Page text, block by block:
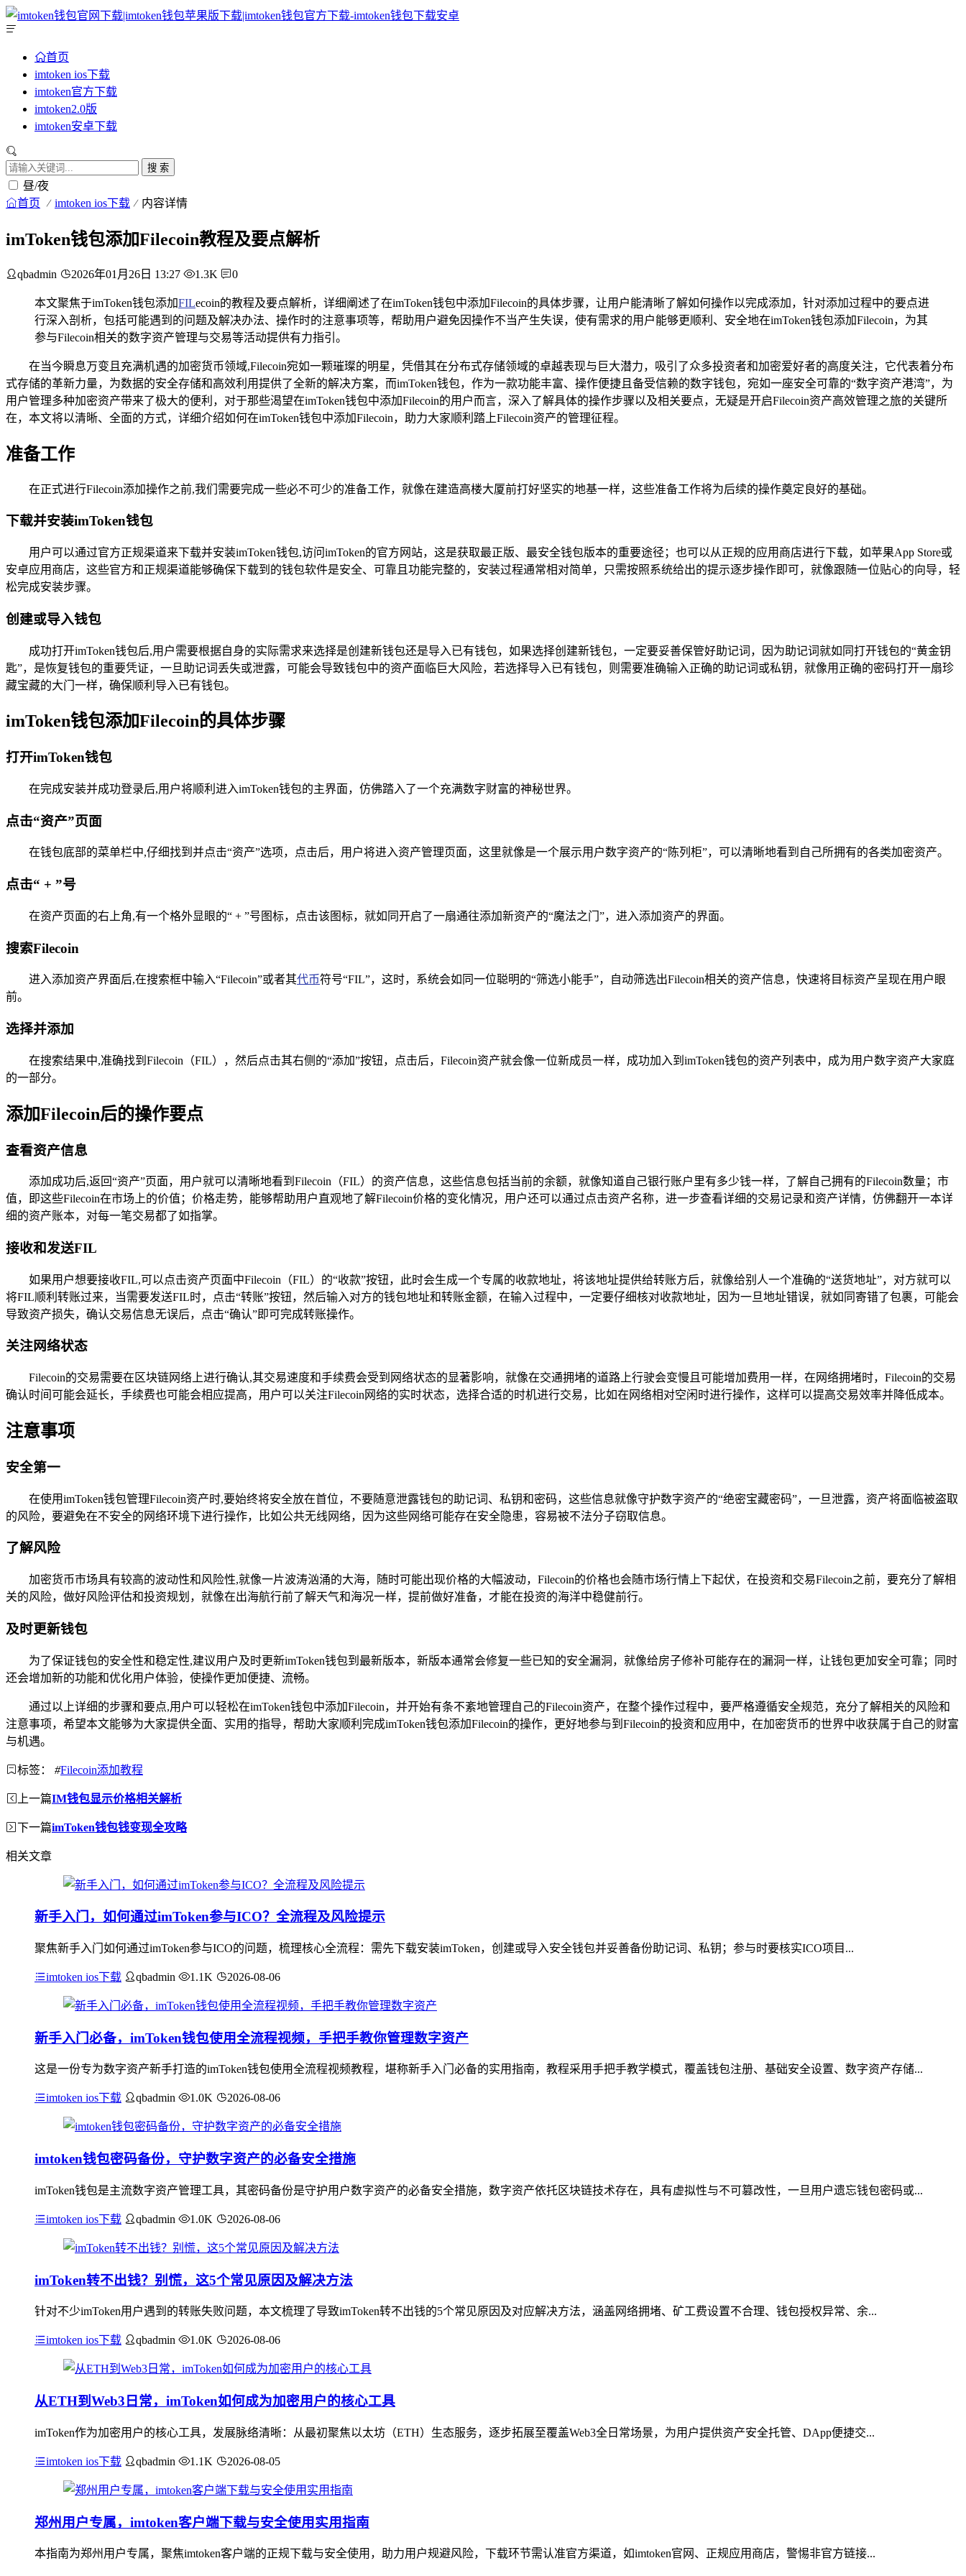
首页
imtoken ios下载
imtoken官方下载
imtoken2.0版
imtoken安卓下载
搜 索
昼/夜
首页 imtoken ios下载 内容详情
imToken钱包添加Filecoin教程及要点解析
qbadmin 2026年01月26日 13:27 1.3K 0
本文聚焦于imToken钱包添加FILecoin的教程及要点解析，详细阐述了在imToken钱包中添加Filecoin的具体步骤，让用户能清晰了解如何操作以完成添加，针对添加过程中的要点进
行深入剖析，包括可能遇到的问题及解决办法、操作时的注意事项等，帮助用户避免因操作不当产生失误，使有需求的用户能够更顺利、安全地在imToken钱包添加Filecoin，为其
参与Filecoin相关的数字资产管理与交易等活动提供有力指引。
在当今瞬息万变且充满机遇的加密货币领域,Filecoin宛如一颗璀璨的明星，凭借其在分布式存储领域的卓越表现与巨大潜力，吸引了众多投资者和加密爱好者的高度关注，它代表着分布
式存储的革新力量，为数据的安全存储和高效利用提供了全新的解决方案，而imToken钱包，作为一款功能丰富、操作便捷且备受信赖的数字钱包，宛如一座安全可靠的“数字资产港湾”，为
用户管理多种加密资产带来了极大的便利，对于那些渴望在imToken钱包中添加Filecoin的用户而言，深入了解具体的操作步骤以及相关要点，无疑是开启Filecoin资产高效管理之旅的关键所
在，本文将以清晰、全面的方式，详细介绍如何在imToken钱包中添加Filecoin，助力大家顺利踏上Filecoin资产的管理征程。
准备工作
在正式进行Filecoin添加操作之前,我们需要完成一些必不可少的准备工作，就像在建造高楼大厦前打好坚实的地基一样，这些准备工作将为后续的操作奠定良好的基础。
下载并安装imToken钱包
用户可以通过官方正规渠道来下载并安装imToken钱包,访问imToken的官方网站，这是获取最正版、最安全钱包版本的重要途径；也可以从正规的应用商店进行下载，如苹果App Store或
安卓应用商店，这些官方和正规渠道能够确保下载到的钱包软件是安全、可靠且功能完整的，安装过程通常相对简单，只需按照系统给出的提示逐步操作即可，就像跟随一位贴心的向导，轻
松完成安装步骤。
创建或导入钱包
成功打开imToken钱包后,用户需要根据自身的实际需求来选择是创建新钱包还是导入已有钱包，如果选择创建新钱包，一定要妥善保管好助记词，因为助记词就如同打开钱包的“黄金钥
匙”，是恢复钱包的重要凭证，一旦助记词丢失或泄露，可能会导致钱包中的资产面临巨大风险，若选择导入已有钱包，则需要准确输入正确的助记词或私钥，就像用正确的密码打开一扇珍
藏宝藏的大门一样，确保顺利导入已有钱包。
imToken钱包添加Filecoin的具体步骤
打开imToken钱包
在完成安装并成功登录后,用户将顺利进入imToken钱包的主界面，仿佛踏入了一个充满数字财富的神秘世界。
点击“资产”页面
在钱包底部的菜单栏中,仔细找到并点击“资产”选项，点击后，用户将进入资产管理页面，这里就像是一个展示用户数字资产的“陈列柜”，可以清晰地看到自己所拥有的各类加密资产。
点击“ + ”号
在资产页面的右上角,有一个格外显眼的“ + ”号图标，点击该图标，就如同开启了一扇通往添加新资产的“魔法之门”，进入添加资产的界面。
搜索Filecoin
进入添加资产界面后,在搜索框中输入“Filecoin”或者其代币符号“FIL”，这时，系统会如同一位聪明的“筛选小能手”，自动筛选出Filecoin相关的资产信息，快速将目标资产呈现在用户眼
前。
选择并添加
在搜索结果中,准确找到Filecoin（FIL），然后点击其右侧的“添加”按钮，点击后，Filecoin资产就会像一位新成员一样，成功加入到imToken钱包的资产列表中，成为用户数字资产大家庭
的一部分。
添加Filecoin后的操作要点
查看资产信息
添加成功后,返回“资产”页面，用户就可以清晰地看到Filecoin（FIL）的资产信息，这些信息包括当前的余额，就像知道自己银行账户里有多少钱一样，了解自己拥有的Filecoin数量；市
值，即这些Filecoin在市场上的价值；价格走势，能够帮助用户直观地了解Filecoin价格的变化情况，用户还可以通过点击资产名称，进一步查看详细的交易记录和资产详情，仿佛翻开一本详
细的资产账本，对每一笔交易都了如指掌。
接收和发送FIL
如果用户想要接收FIL,可以点击资产页面中Filecoin（FIL）的“收款”按钮，此时会生成一个专属的收款地址，将该地址提供给转账方后，就像给别人一个准确的“送货地址”，对方就可以
将FIL顺利转账过来，当需要发送FIL时，点击“转账”按钮，然后输入对方的钱包地址和转账金额，在输入过程中，一定要仔细核对收款地址，因为一旦地址错误，就如同寄错了包裹，可能会
导致资产损失，确认交易信息无误后，点击“确认”即可完成转账操作。
关注网络状态
Filecoin的交易需要在区块链网络上进行确认,其交易速度和手续费会受到网络状态的显著影响，就像在交通拥堵的道路上行驶会变慢且可能增加费用一样，在网络拥堵时，Filecoin的交易
确认时间可能会延长，手续费也可能会相应提高，用户可以关注Filecoin网络的实时状态，选择合适的时机进行交易，比如在网络相对空闲时进行操作，这样可以提高交易效率并降低成本。
注意事项
安全第一
在使用imToken钱包管理Filecoin资产时,要始终将安全放在首位，不要随意泄露钱包的助记词、私钥和密码，这些信息就像守护数字资产的“绝密宝藏密码”，一旦泄露，资产将面临被盗取
的风险，要避免在不安全的网络环境下进行操作，比如公共无线网络，因为这些网络可能存在安全隐患，容易被不法分子窃取信息。
了解风险
加密货币市场具有较高的波动性和风险性,就像一片波涛汹涌的大海，随时可能出现价格的大幅波动，Filecoin的价格也会随市场行情上下起伏，在投资和交易Filecoin之前，要充分了解相
关的风险，做好风险评估和投资规划，就像在出海航行前了解天气和海况一样，提前做好准备，才能在投资的海洋中稳健前行。
及时更新钱包
为了保证钱包的安全性和稳定性,建议用户及时更新imToken钱包到最新版本，新版本通常会修复一些已知的安全漏洞，就像给房子修补可能存在的漏洞一样，让钱包更加安全可靠；同时
还会增加新的功能和优化用户体验，使操作更加便捷、流畅。
通过以上详细的步骤和要点,用户可以轻松在imToken钱包中添加Filecoin，并开始有条不紊地管理自己的Filecoin资产，在整个操作过程中，要严格遵循安全规范，充分了解相关的风险和
注意事项，希望本文能够为大家提供全面、实用的指导，帮助大家顺利完成imToken钱包添加Filecoin的操作，更好地参与到Filecoin的投资和应用中，在加密货币的世界中收获属于自己的财富
与机遇。
标签： #Filecoin添加教程
上一篇IM钱包显示价格相关解析
下一篇imToken钱包钱变现全攻略
相关文章
新手入门，如何通过imToken参与ICO？全流程及风险提示
聚焦新手入门如何通过imToken参与ICO的问题，梳理核心全流程：需先下载安装imToken，创建或导入安全钱包并妥善备份助记词、私钥；参与时要核实ICO项目...
imtoken ios下载 qbadmin 1.1K 2026-08-06
新手入门必备，imToken钱包使用全流程视频，手把手教你管理数字资产
这是一份专为数字资产新手打造的imToken钱包使用全流程视频教程，堪称新手入门必备的实用指南，教程采用手把手教学模式，覆盖钱包注册、基础安全设置、数字资产存储...
imtoken ios下载 qbadmin 1.0K 2026-08-06
imtoken钱包密码备份，守护数字资产的必备安全措施
imToken钱包是主流数字资产管理工具，其密码备份是守护用户数字资产的必备安全措施，数字资产依托区块链技术存在，具有虚拟性与不可篡改性，一旦用户遗忘钱包密码或...
imtoken ios下载 qbadmin 1.0K 2026-08-06
imToken转不出钱？别慌，这5个常见原因及解决方法
针对不少imToken用户遇到的转账失败问题，本文梳理了导致imToken转不出钱的5个常见原因及对应解决方法，涵盖网络拥堵、矿工费设置不合理、钱包授权异常、余...
imtoken ios下载 qbadmin 1.0K 2026-08-06
从ETH到Web3日常，imToken如何成为加密用户的核心工具
imToken作为加密用户的核心工具，发展脉络清晰：从最初聚焦以太坊（ETH）生态服务，逐步拓展至覆盖Web3全日常场景，为用户提供资产安全托管、DApp便捷交...
imtoken ios下载 qbadmin 1.1K 2026-08-05
郑州用户专属，imtoken客户端下载与安全使用实用指南
本指南为郑州用户专属，聚焦imtoken客户端的正规下载与安全使用，助力用户规避风险，下载环节需认准官方渠道，如imtoken官网、正规应用商店，警惕非官方链接...